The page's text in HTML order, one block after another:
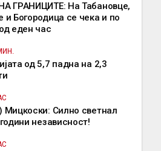
ГРАНИЦИТЕ: На Табановце,
и Богородица се чека и по
еден час
од 5,7 падна на 2,3
Силно светнал
независност!